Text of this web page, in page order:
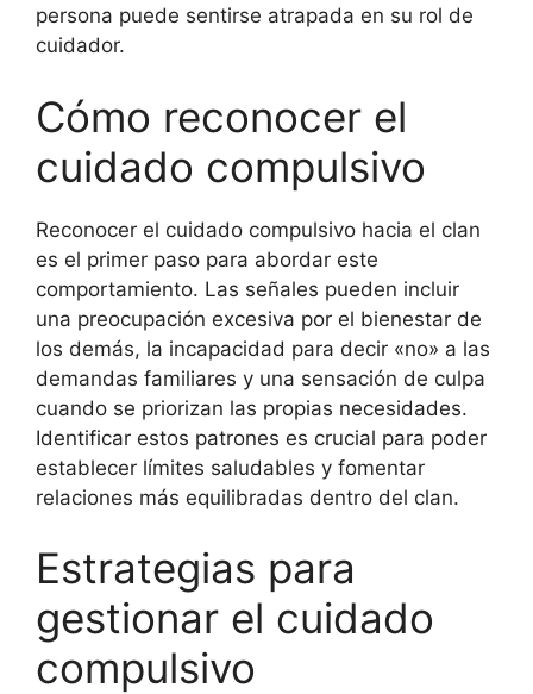
persona puede sentirse atrapada en su rol de
cuidador.
Cómo reconocer el
cuidado compulsivo
Reconocer el cuidado compulsivo hacia el clan
es el primer paso para abordar este
comportamiento. Las señales pueden incluir
una preocupación excesiva por el bienestar de
los demás, la incapacidad para decir «no» a las
demandas familiares y una sensación de culpa
cuando se priorizan las propias necesidades.
Identificar estos patrones es crucial para poder
establecer límites saludables y fomentar
relaciones más equilibradas dentro del clan.
Estrategias para
gestionar el cuidado
compulsivo